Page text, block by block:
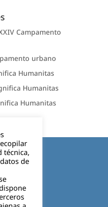
Campamento
urbano
Humanitas
Humanitas
Humanitas
técnica,
de